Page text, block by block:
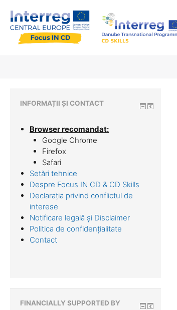
INFORMAȚII ȘI CONTACT
Browser recomandat:
Google Chrome
Firefox
Safari
Setări tehnice
Despre Focus IN CD & CD Skills
Declarația privind conflictul de
interese
Notificare legală și Disclaimer
Politica de confidențialitate
Contact
FINANCIALLY SUPPORTED BY